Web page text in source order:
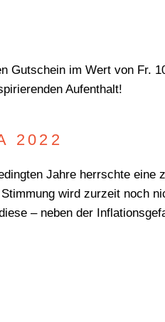
Gutschein im Wert von Fr.
Aufenthalt!
2022
Jahre herrschte eine
wird zurzeit noch
– neben der